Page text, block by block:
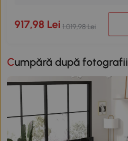
917,98 Lei 1.019,98 Lei
Cumpără după fotografii